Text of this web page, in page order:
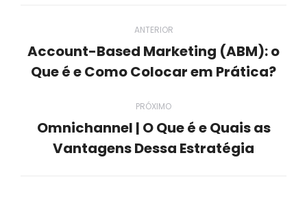
Navegação
de
post:
ANTERIOR
Post
anterior:
Account-Based Marketing (ABM): o
Que é e Como Colocar em Prática?
PRÓXIMO
Próximo
post:
Omnichannel | O Que é e Quais as
Vantagens Dessa Estratégia